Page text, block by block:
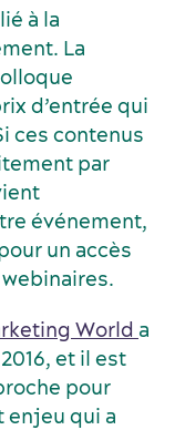
à la
La
d’entrée qui
ces contenus
par
événement,
un accès
World a
et il est
pour
qui a